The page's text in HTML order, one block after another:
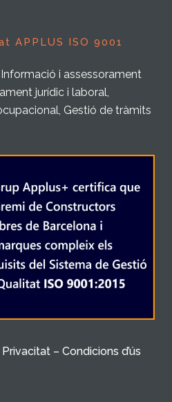
APPLUS ISO 9001
i assessorament
jurídic i laboral,
Gestió de tràmits
– Condicions d’ús